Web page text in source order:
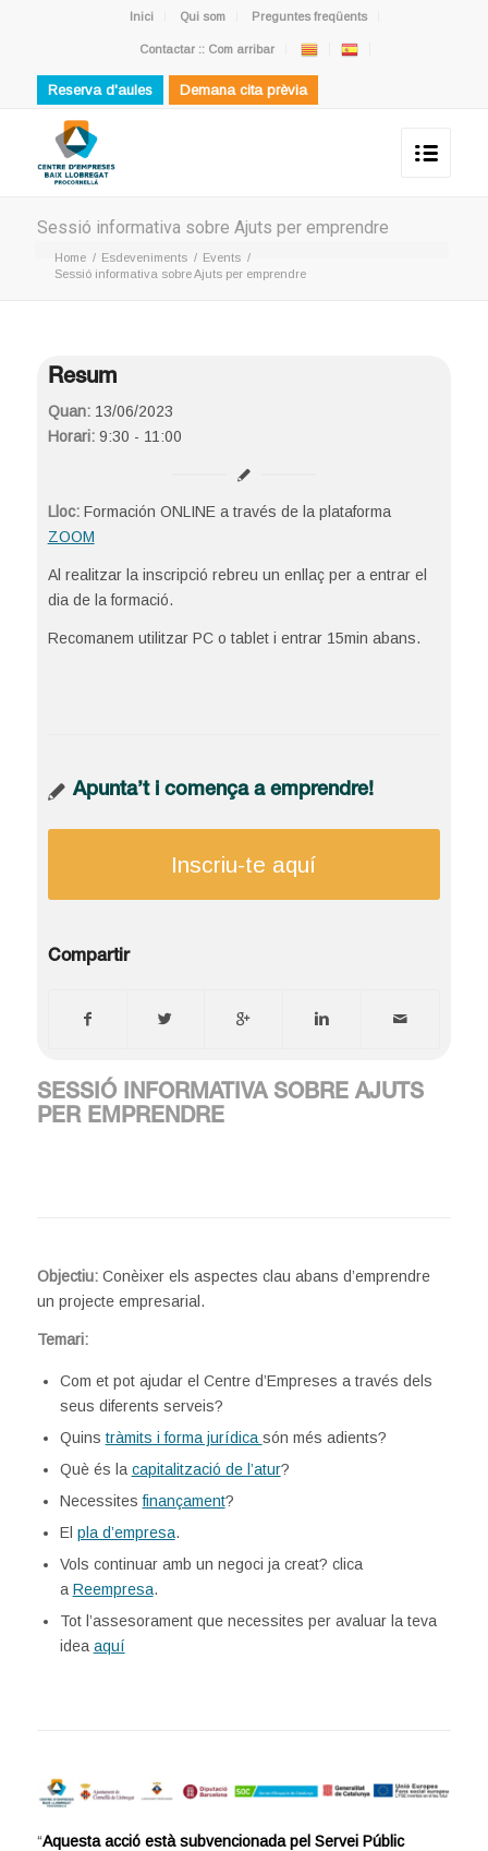
Inici Qui som Preguntes freqüents
Contactar :: Com arribar
Reserva d'aules Demana cita prèvia
Sessió informativa sobre Ajuts per emprendre
Home / Esdeveniments / Events /
Sessió informativa sobre Ajuts per emprendre
Resum
Quan:13/06/2023
Horari:9:30 - 11:00
Lloc:Formación ONLINE a través de la plataforma
ZOOM
Al realitzar la inscripció rebreu un enllaç per a entrar el
dia de la formació.
Recomanem utilitzar PC o tablet i entrar 15min abans.
Apunta’t i comença a emprendre!
Inscriu-te aquí
Compartir
SESSIÓ INFORMATIVA SOBRE AJUTS
PER EMPRENDRE
Objectiu: Conèixer els aspectes clau abans d’emprendre
un projecte empresarial.
Temari:
Com et pot ajudar el Centre d’Empreses a través dels
seus diferents serveis?
Quins tràmits i forma jurídicasón més adients?
Què és la capitalització de l’atur?
Necessitesfinançament?
El pla d’empresa.
Vols continuar amb un negoci ja creat? clica
a Reempresa.
Tot l’assesorament que necessites per avaluar la teva
idea aquí
“Aquesta acció està subvencionada pel Servei Públic